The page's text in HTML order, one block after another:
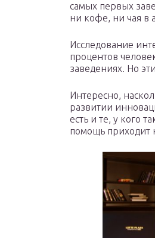
самых первых
ни кофе, ни чая в
Исследование
процентов
заведениях. Но
Интересно,
развитии
есть и те, у кого
помощь приходит